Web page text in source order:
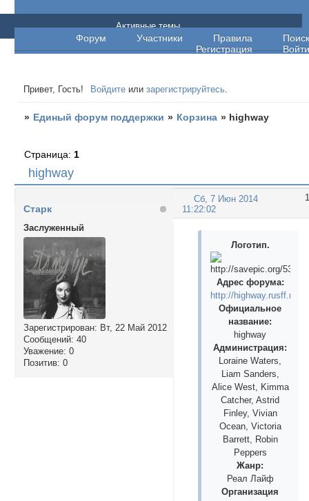
Единый форум поддержки
Форум Участники Правила
Поиск
Регистрация
Войти
Активные темы
Привет, Гость! Войдите илизарегистрируйтесь.
» Единый форум поддержки » Корзина » highway
highway
Страница: 1
1
Сб, 7 Июн 2014
11:22:02
Старк
Заслуженный
Зарегистрирован: Вт, 22 Май 2012
Сообщений: 40
Уважение: 0
Позитив: 0
Логотип.
Адрес форума:
http://highway.rusff.ru/
Официальное
название:
highway
Администрация:
Loraine Waters,
Liam Sanders,
Alice West, Kimma
Catcher, Astrid
Finley, Vivian
Ocean, Victoria
Barrett, Robin
Peppers
Жанр:
Реал Лайф
Организация